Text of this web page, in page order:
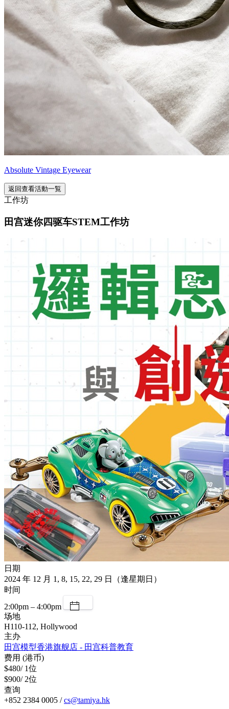
Absolute Vintage Eyewear
返回查看活動一覧
工作坊
田宫迷你四驱车STEM工作坊
日期
2024 年 12 月 1, 8, 15, 22, 29 日（逢星期日）
时间
2:00pm – 4:00pm
场地
H110-112, Hollywood
主办
田宫模型香港旗舰店 - 田宫科普教育
费用 (港币)
$480/ 1位
$900/ 2位
查询
+852 2384 0005 /cs@tamiya.hk